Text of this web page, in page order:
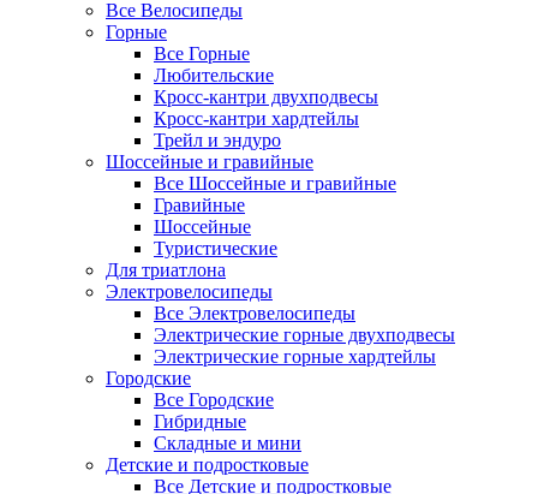
Все Велосипеды
Горные
Все Горные
Любительские
Кросс-кантри двухподвесы
Кросс-кантри хардтейлы
Трейл и эндуро
Шоссейные и гравийные
Все Шоссейные и гравийные
Гравийные
Шоссейные
Туристические
Для триатлона
Электровелосипеды
Все Электровелосипеды
Электрические горные двухподвесы
Электрические горные хардтейлы
Городские
Все Городские
Гибридные
Складные и мини
Детские и подростковые
Все Детские и подростковые